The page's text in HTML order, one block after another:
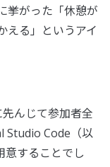
挙がった「休憩が
える」というアイ
んじて参加者全
Studio Code（以
意することでし